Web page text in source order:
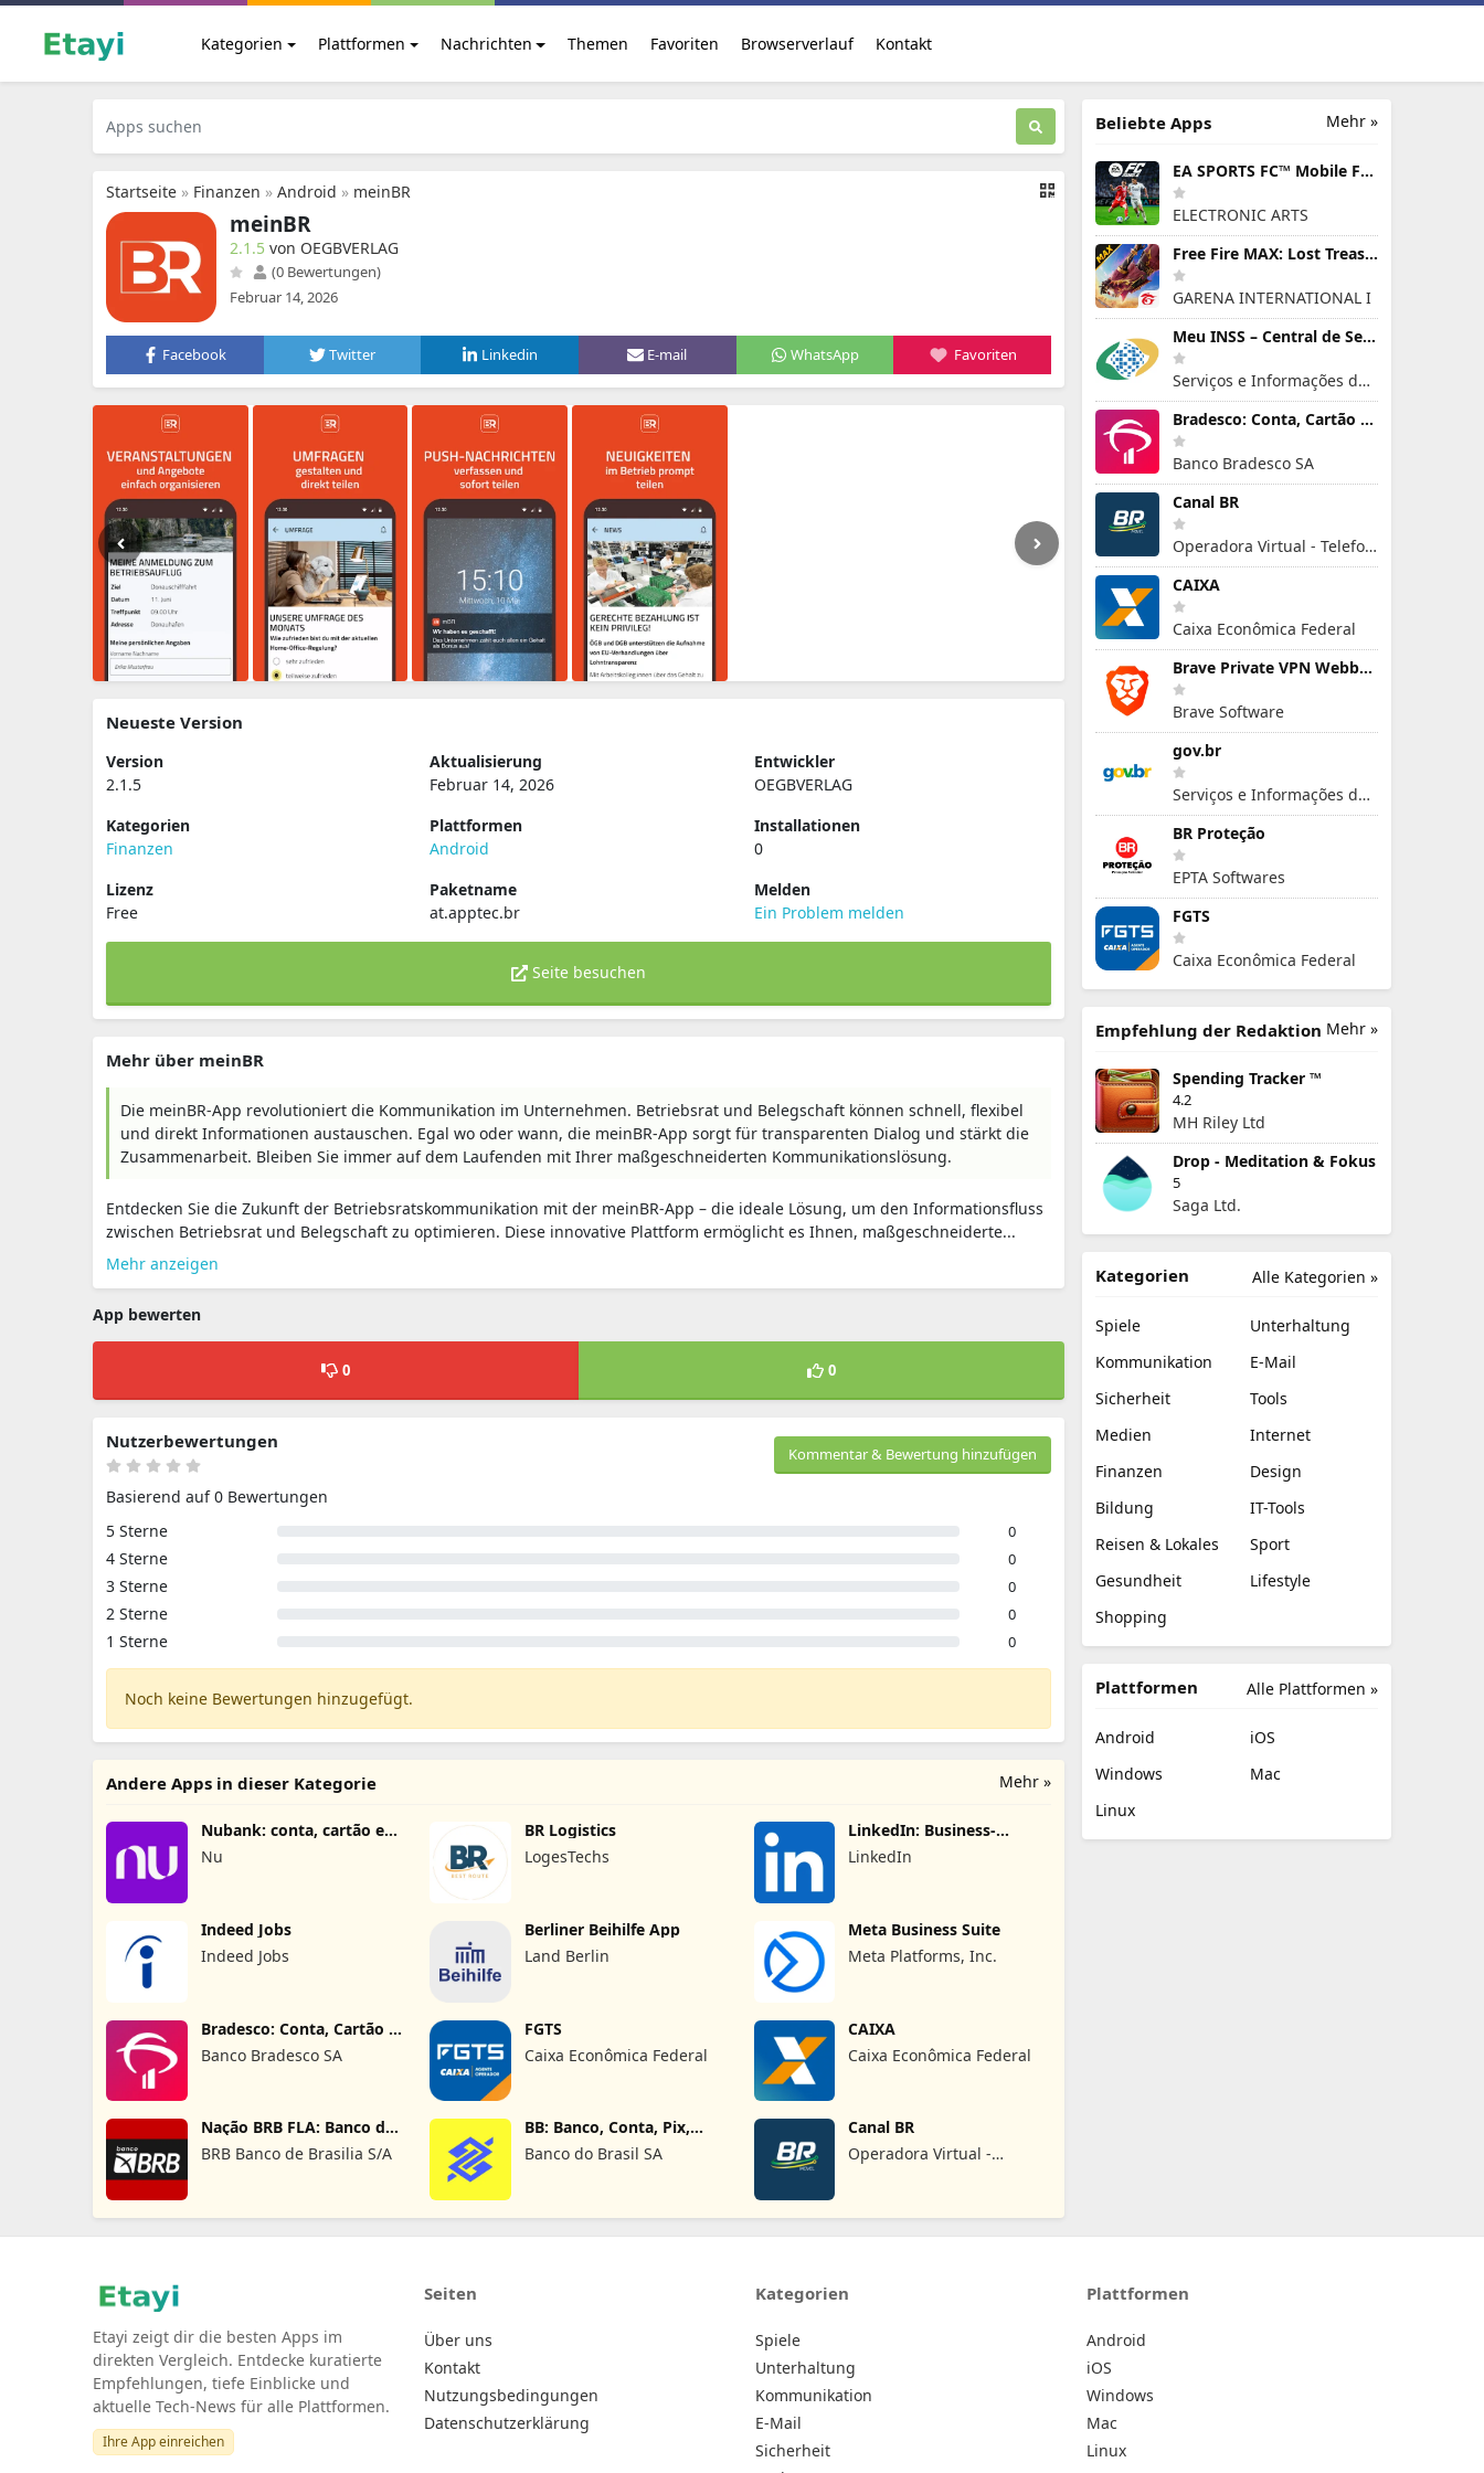
Kategorien Plattformen Nachrichten Themen Favoriten Browserverlauf Kontakt
Startseite » Finanzen » Android » meinBR
meinBR
2.1.5 von OEGBVERLAG
(0 Bewertungen)
Februar 14, 2026
Facebook Twitter Linkedin E-mail WhatsApp Favoriten
Neueste Version
Version
2.1.5
Aktualisierung
Februar 14, 2026
Entwickler
OEGBVERLAG
Kategorien
Finanzen
Plattformen
Android
Installationen
0
Lizenz
Free
Paketname
at.apptec.br
Melden
Ein Problem melden
Seite besuchen
Mehr über meinBR
Die meinBR-App revolutioniert die Kommunikation im Unternehmen. Betriebsrat und Belegschaft können schnell, flexibel
und direkt Informationen austauschen. Egal wo oder wann, die meinBR-App sorgt für transparenten Dialog und stärkt die
Zusammenarbeit. Bleiben Sie immer auf dem Laufenden mit Ihrer maßgeschneiderten Kommunikationslösung.
Entdecken Sie die Zukunft der Betriebsratskommunikation mit der meinBR-App – die ideale Lösung, um den Informationsfluss
zwischen Betriebsrat und Belegschaft zu optimieren. Diese innovative Plattform ermöglicht es Ihnen, maßgeschneiderte...
Mehr anzeigen
App bewerten
0 0
Kommentar & Bewertung hinzufügen
Nutzerbewertungen
Basierend auf 0 Bewertungen
5 Sterne
0
4 Sterne 0
3 Sterne 0
2 Sterne 0
1 Sterne 0
Noch keine Bewertungen hinzugefügt.
Mehr »
Andere Apps in dieser Kategorie
Nubank: conta, cartão e
mais
Nu
BR Logistics
LogesTechs
LinkedIn: Business-
Netzwerk
LinkedIn
Indeed Jobs
Indeed Jobs
Berliner Beihilfe App
Land Berlin
Meta Business Suite
Meta Platforms, Inc.
Bradesco: Conta, Cartão e
Banco Bradesco SA
FGTS
Caixa Econômica Federal
CAIXA
Caixa Econômica Federal
Nação BRB FLA: Banco da
Nação
BRB Banco de Brasilia S/A
BB: Banco, Conta, Pix,
Cartão
Banco do Brasil SA
Canal BR
Operadora Virtual -
Mehr »
Beliebte Apps
EA SPORTS FC™ Mobile Fußball
ELECTRONIC ARTS
Free Fire MAX: Lost Treasure
GARENA INTERNATIONAL I
Meu INSS – Central de Serviços
Serviços e Informações do Brasil
Bradesco: Conta, Cartão e Pix!
Banco Bradesco SA
Canal BR
Operadora Virtual - Telefonia Móvel
CAIXA
Caixa Econômica Federal
Brave Private VPN Webbrowser
Brave Software
gov.br
Serviços e Informações do Brasil
BR Proteção
EPTA Softwares
FGTS
Caixa Econômica Federal
Mehr »
Empfehlung der Redaktion
Spending Tracker ™
4.2
MH Riley Ltd
Drop - Meditation & Fokus
5
Saga Ltd.
Alle Kategorien »
Kategorien
Spiele
Unterhaltung
Kommunikation
E-Mail
Sicherheit
Tools
Medien
Internet
Finanzen
Design
Bildung
IT-Tools
Reisen & Lokales
Sport
Gesundheit
Lifestyle
Shopping
Alle Plattformen »
Plattformen
Android
iOS
Windows
Mac
Linux
Etayi zeigt dir die besten Apps im
direkten Vergleich. Entdecke kuratierte
Empfehlungen, tiefe Einblicke und
aktuelle Tech-News für alle Plattformen.
Ihre App einreichen
Seiten
Über uns
Kontakt
Nutzungsbedingungen
Datenschutzerklärung
Kategorien
Spiele
Unterhaltung
Kommunikation
E-Mail
Sicherheit
Plattformen
Android
iOS
Windows
Mac
Linux